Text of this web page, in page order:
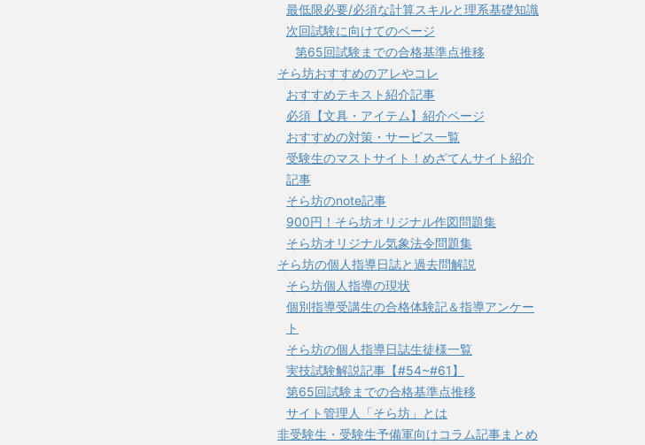
最低限必要/必須な計算スキルと理系基礎知識
次回試験に向けてのページ
第65回試験までの合格基準点推移
そら坊おすすめのアレやコレ
おすすめテキスト紹介記事
必須【文具・アイテム】紹介ページ
おすすめの対策・サービス一覧
受験生のマストサイト！めざてんサイト紹介
記事
そら坊のnote記事
900円！そら坊オリジナル作図問題集
そら坊オリジナル気象法令問題集
そら坊の個人指導日誌と過去問解説
そら坊個人指導の現状
個別指導受講生の合格体験記＆指導アンケー
ト
そら坊の個人指導日誌生徒様一覧
実技試験解説記事【#54~#61】
第65回試験までの合格基準点推移
サイト管理人「そら坊」とは
非受験生・受験生予備軍向けコラム記事まとめ